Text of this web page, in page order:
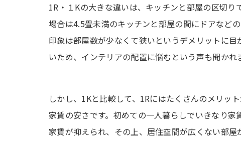
1R・１Kの大きな違いは、キッチンと部屋の区切
場合は4.5畳未満のキッチンと部屋の間にドアなど
印象は部屋数が少なくて狭いというデメリットに
いため、インテリアの配置に悩むという声も聞かれ
しかし、1Kと比較して、1Rにはたくさんのメリッ
家賃の安さです。初めての一人暮らしでいきなり
家賃が抑えられ、その上、居住空間が広くない部屋